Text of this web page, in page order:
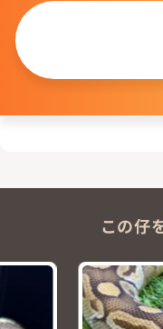
この仔